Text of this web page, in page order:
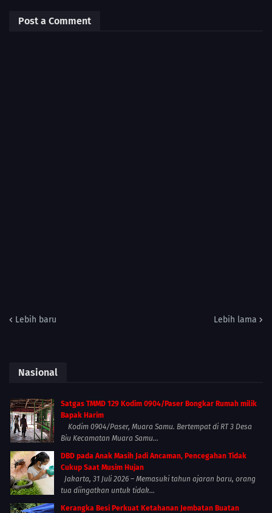
Post a Comment
Lebih baru Lebih lama
Nasional
Satgas TMMD 129 Kodim 0904/Paser Bongkar Rumah milik
Bapak Harim
Kodim 0904/Paser, Muara Samu. Bertempat di RT 3 Desa
Biu Kecamatan Muara Samu...
DBD pada Anak Masih Jadi Ancaman, Pencegahan Tidak
Cukup Saat Musim Hujan
Jakarta, 31 Juli 2026 – Memasuki tahun ajaran baru, orang
tua diingatkan untuk tidak...
Kerangka Besi Perkuat Ketahanan Jembatan Buatan